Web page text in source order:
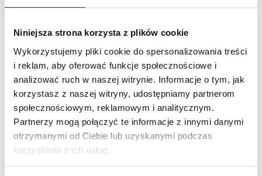
Niniejsza strona korzysta z plików cookie
Wykorzystujemy pliki cookie do spersonalizowania treści
i reklam, aby oferować funkcje społecznościowe i
analizować ruch w naszej witrynie. Informacje o tym, jak
korzystasz z naszej witryny, udostępniamy partnerom
społecznościowym, reklamowym i analitycznym.
Partnerzy mogą połączyć te informacje z innymi danymi
otrzymanymi od Ciebie lub uzyskanymi podczas
korzystania z ich usług.
Okulistyka
Pulmonologia
Weterynaria
Laryngologia
Ratownictwo medyczne
Zobacz wszystko
Stomatologia, protetyka i ortodoncja
Wróć
Druk 3D